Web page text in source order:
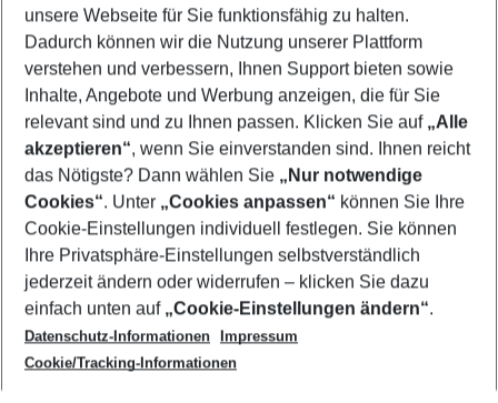
Mehr Filter anzeigen
Footer
Footer navigation
Über uns
AGB
Cookie-Einstellungen ändern
Cookie-Richtlinie
Datenschutz
Service & Hilfe
Barrierefreies Reisen
Check-in
Folgen Sie uns
unsere Webseite für Sie funktionsfähig zu halten.
Dadurch können wir die Nutzung unserer Plattform
verstehen und verbessern, Ihnen Support bieten sowie
Inhalte, Angebote und Werbung anzeigen, die für Sie
relevant sind und zu Ihnen passen. Klicken Sie auf „Alle
akzeptieren“, wenn Sie einverstanden sind. Ihnen reicht
das Nötigste? Dann wählen Sie „Nur notwendige
Cookies“. Unter „Cookies anpassen“ können Sie Ihre
Cookie-Einstellungen individuell festlegen. Sie können
Ihre Privatsphäre-Einstellungen selbstverständlich
jederzeit ändern oder widerrufen – klicken Sie dazu
einfach unten auf „Cookie-Einstellungen ändern“.
Datenschutz-Informationen
Impressum
Cookie/Tracking-Informationen